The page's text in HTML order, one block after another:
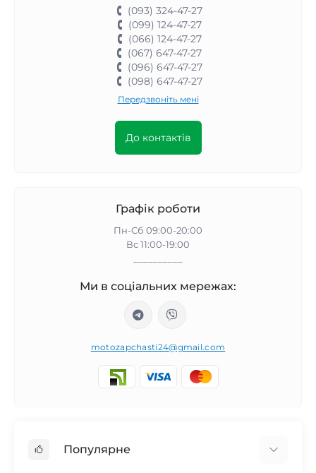
(093) 324-47-27
(099) 124-47-27
(066) 124-47-27
(067) 647-47-27
(096) 647-47-27
(098) 647-47-27
Передзвоніть мені
До контактів
Графік роботи
Пн-Сб 09:00-20:00
Вс 11:00-19:00
Ми в соціальних мережах:
motozapchasti24@gmail.com
Популярне